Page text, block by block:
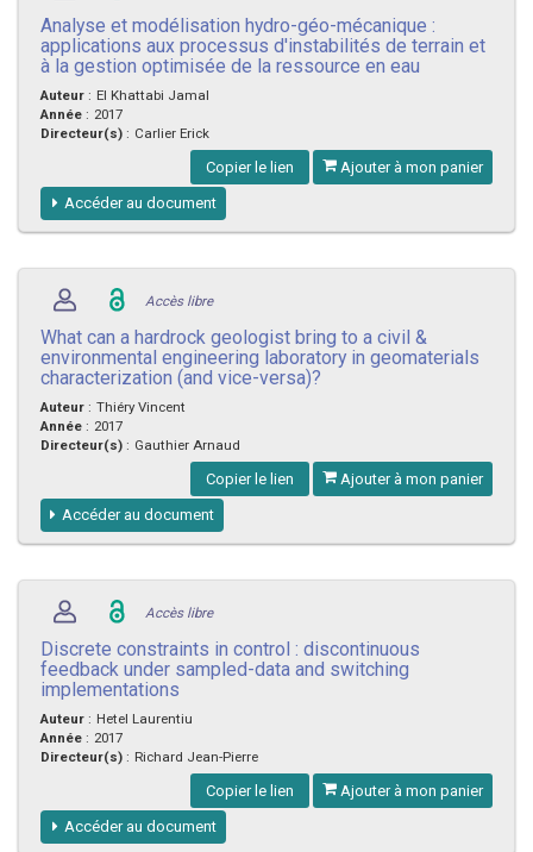
Analyse et modélisation hydro-géo-mécanique :
applications aux processus d'instabilités de terrain et
à la gestion optimisée de la ressource en eau
Auteur : El Khattabi Jamal
Année : 2017
Directeur(s) : Carlier Erick
Copier le lien Ajouter à mon panier
Accéder au document
Accès libre
What can a hardrock geologist bring to a civil &
environmental engineering laboratory in geomaterials
characterization (and vice-versa)?
Auteur : Thiéry Vincent
Année : 2017
Directeur(s) : Gauthier Arnaud
Copier le lien Ajouter à mon panier
Accéder au document
Accès libre
Discrete constraints in control : discontinuous
feedback under sampled-data and switching
implementations
Auteur : Hetel Laurentiu
Année : 2017
Directeur(s) : Richard Jean-Pierre
Copier le lien Ajouter à mon panier
Accéder au document